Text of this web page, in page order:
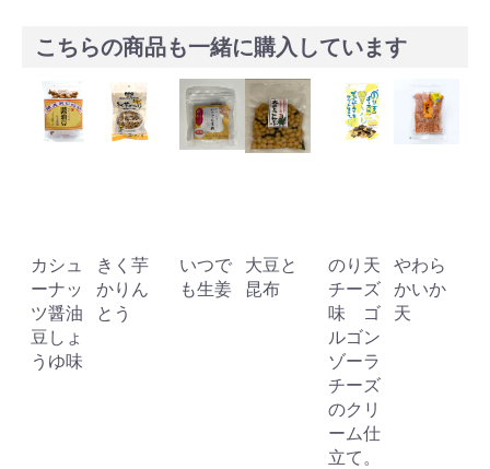
こちらの商品も一緒に購入しています
カシュ
ーナッ
ツ醤油
豆しょ
うゆ味
きく芋
かりん
とう
いつで
も生姜
大豆と
昆布
のり天
チーズ
味 ゴ
ルゴン
ゾーラ
チーズ
のクリ
ーム仕
立て。
やわら
かいか
天